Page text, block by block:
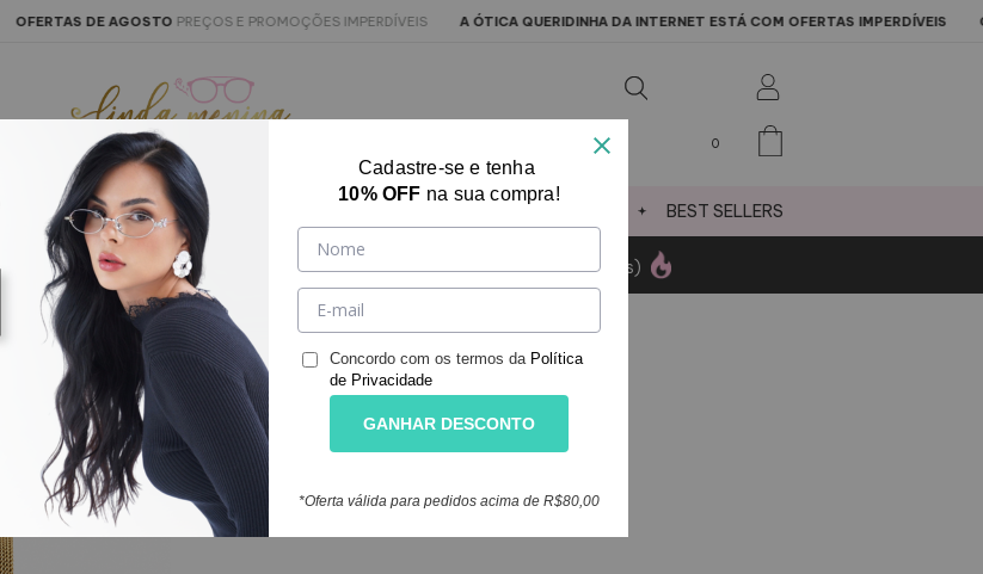
DE AGOSTOPREÇOS E PROMOÇÕES IMPERDÍVEIS A ÓTICA QUERIDINHA DA INTERNET ESTÁ COM OFERTAS IMPERDÍVEIS
0
ÓCULOS DE SOL BEST SELLERS
já com o seu grau! Use o cupom: LANACOMLENTES(confira condições)
Quadrado
Cadastre-se e tenha
10% OFF na sua compra!
Concordo com os termos da Política
de Privacidade
GANHAR DESCONTO
*Oferta válida para pedidos acima de R$80,00